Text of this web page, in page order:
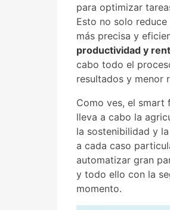
para optimizar
Esto no solo
más precisa y
productividad y
cabo todo el
resultados y menor
Como ves, el smart
lleva a cabo la
la sostenibilidad y
a cada caso
automatizar gran
y todo ello con la
momento.